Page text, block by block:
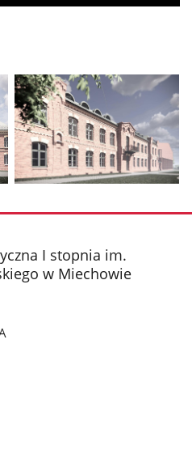
zdjęcie
galerii.I stopnia im.
w Miechowie